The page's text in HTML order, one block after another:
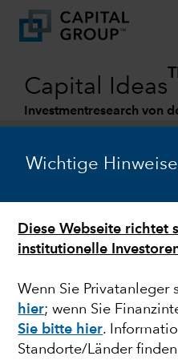
Wichtige Hinweise
Diese Webseite richtet
institutionelle
Wenn Sie Privatanleger
hier; wenn Sie
Sie bitte hier.
Standorte/Länder
Capital Ideas
Investmentresearch von
GESUNDHEIT
Was hilft